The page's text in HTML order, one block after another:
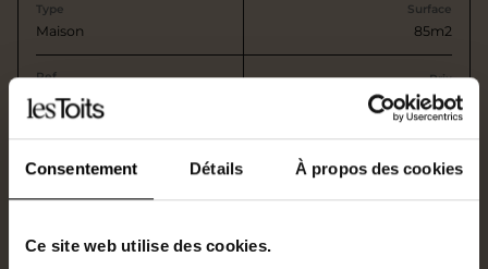
Consentement Détails À propos des cookies
Ce site web utilise des cookies.
Type
Maison
Surface
85m2
Ref
3327TOU
Prix
384 800€ HAI